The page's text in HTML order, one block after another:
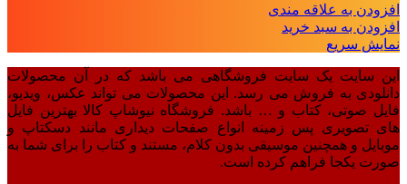
افزودن به علاقه مندی
افزودن به سبد خرید
نمایش سریع
این سایت یک سایت فروشگاهی می باشد که در آن محصولات
دانلودی به فروش می رسد. این محصولات می تواند عکس، ویدیو،
فایل صوتی، کتاب و … باشد. فروشگاه نیوشاپ کالا بهترین فایل
های تصویری پس زمینه انواع صفحات دیداری مانند دسکتاپ و
موبایل و همچنین موسیقی بدون کلام، مستند و کتاب را برای شما به
صورت یکجا فراهم کرده است.